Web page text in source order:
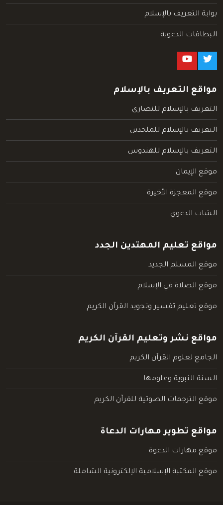
بوابة التعريف بالإسلام
البطاقات الدعوية
مواقع التعريف بالإسلام
التعريف بالإسلام للنصارى
التعريف بالإسلام للملحدين
التعريف بالإسلام للهندوس
موقع الإيمان
موقع المعجزة الأخيرة
الشات الدعوي
مواقع تعليم المهتدين الجدد
موقع المسلم الجديد
موقع الصلاة في الإسلام
موقع تعليم تفسير وتجويد القرآن الكريم
مواقع نشر وتعليم القرآن الكريم
الجامع لعلوم القرآن الكريم
السنة النبوية وعلومها
موقع الترجمات الصوتية للقرآن الكريم
مواقع تطوير مهارات الدعاة
موقع مهارات الدعوة
موقع المكتبة الإسلامية الإلكترونية الشاملة